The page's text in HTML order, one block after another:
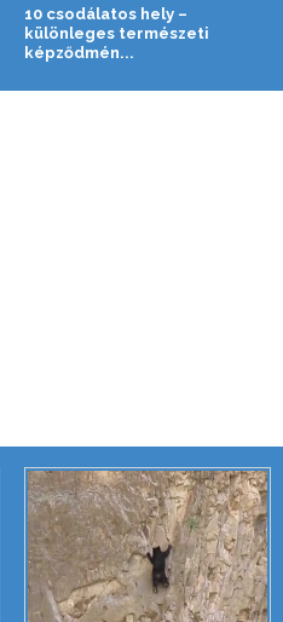
10 csodálatos hely –
különleges természeti
képződmén...